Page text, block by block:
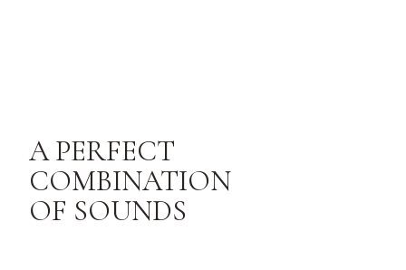
A PERFECT
COMBINATION
OF SOUNDS